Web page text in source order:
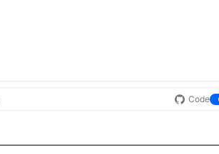
Code